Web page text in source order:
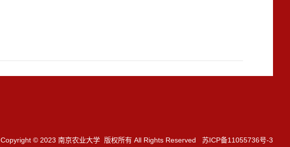
Copyright © 2023 南京农业大学 版权所有 All Rights Reserved 苏ICP备11055736号-3